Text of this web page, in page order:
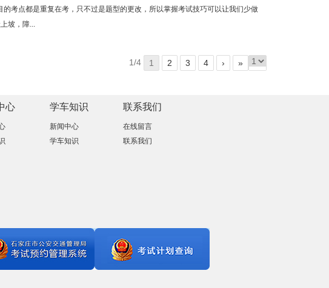
考点都是重复在考，只不过是题型的更改，所以掌握考试技巧可以让我们少做
坡，障...
1/4 1 2 3 4 › »
心 学车知识
新闻中心
学车知识
联系我们
在线留言
联系我们